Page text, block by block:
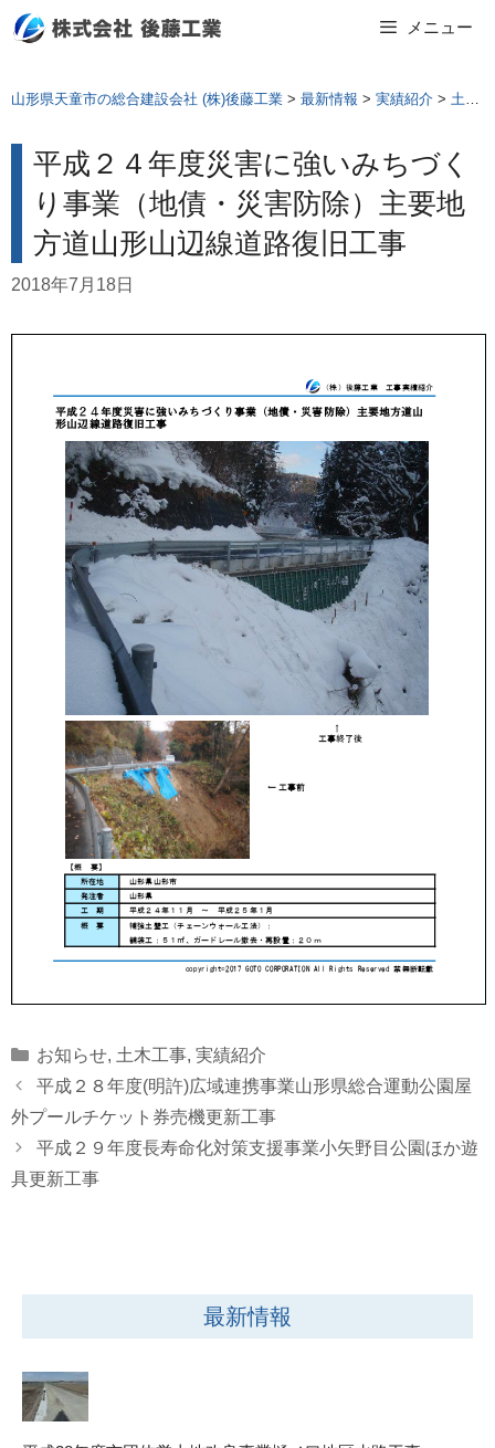
Skip
メニュー
山形県天童市の総合建設会社 (株)後藤工業 > 最新情報 > 実績紹介 > 土木工事
平成２４年度災害に強いみちづく
り事業（地債・災害防除）主要地
方道山形山辺線道路復旧工事
2018年7月18日
Categories
お知らせ, 土木工事, 実績紹介
平成２８年度(明許)広域連携事業山形県総合運動公園屋
外プールチケット券売機更新工事
平成２９年度長寿命化対策支援事業小矢野目公園ほか遊
具更新工事
最新情報